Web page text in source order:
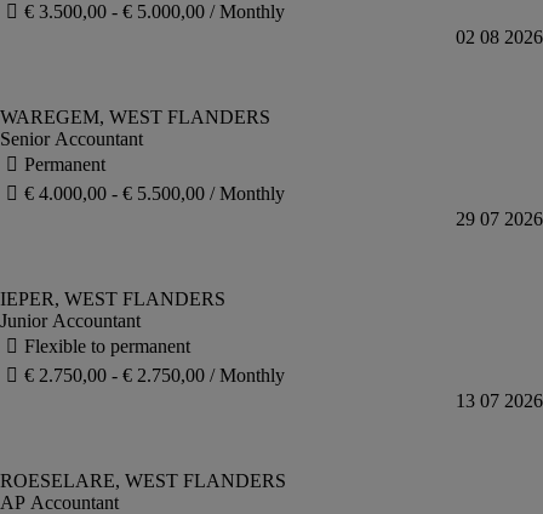
Senior Accountant
Junior Accountant
AP Accountant